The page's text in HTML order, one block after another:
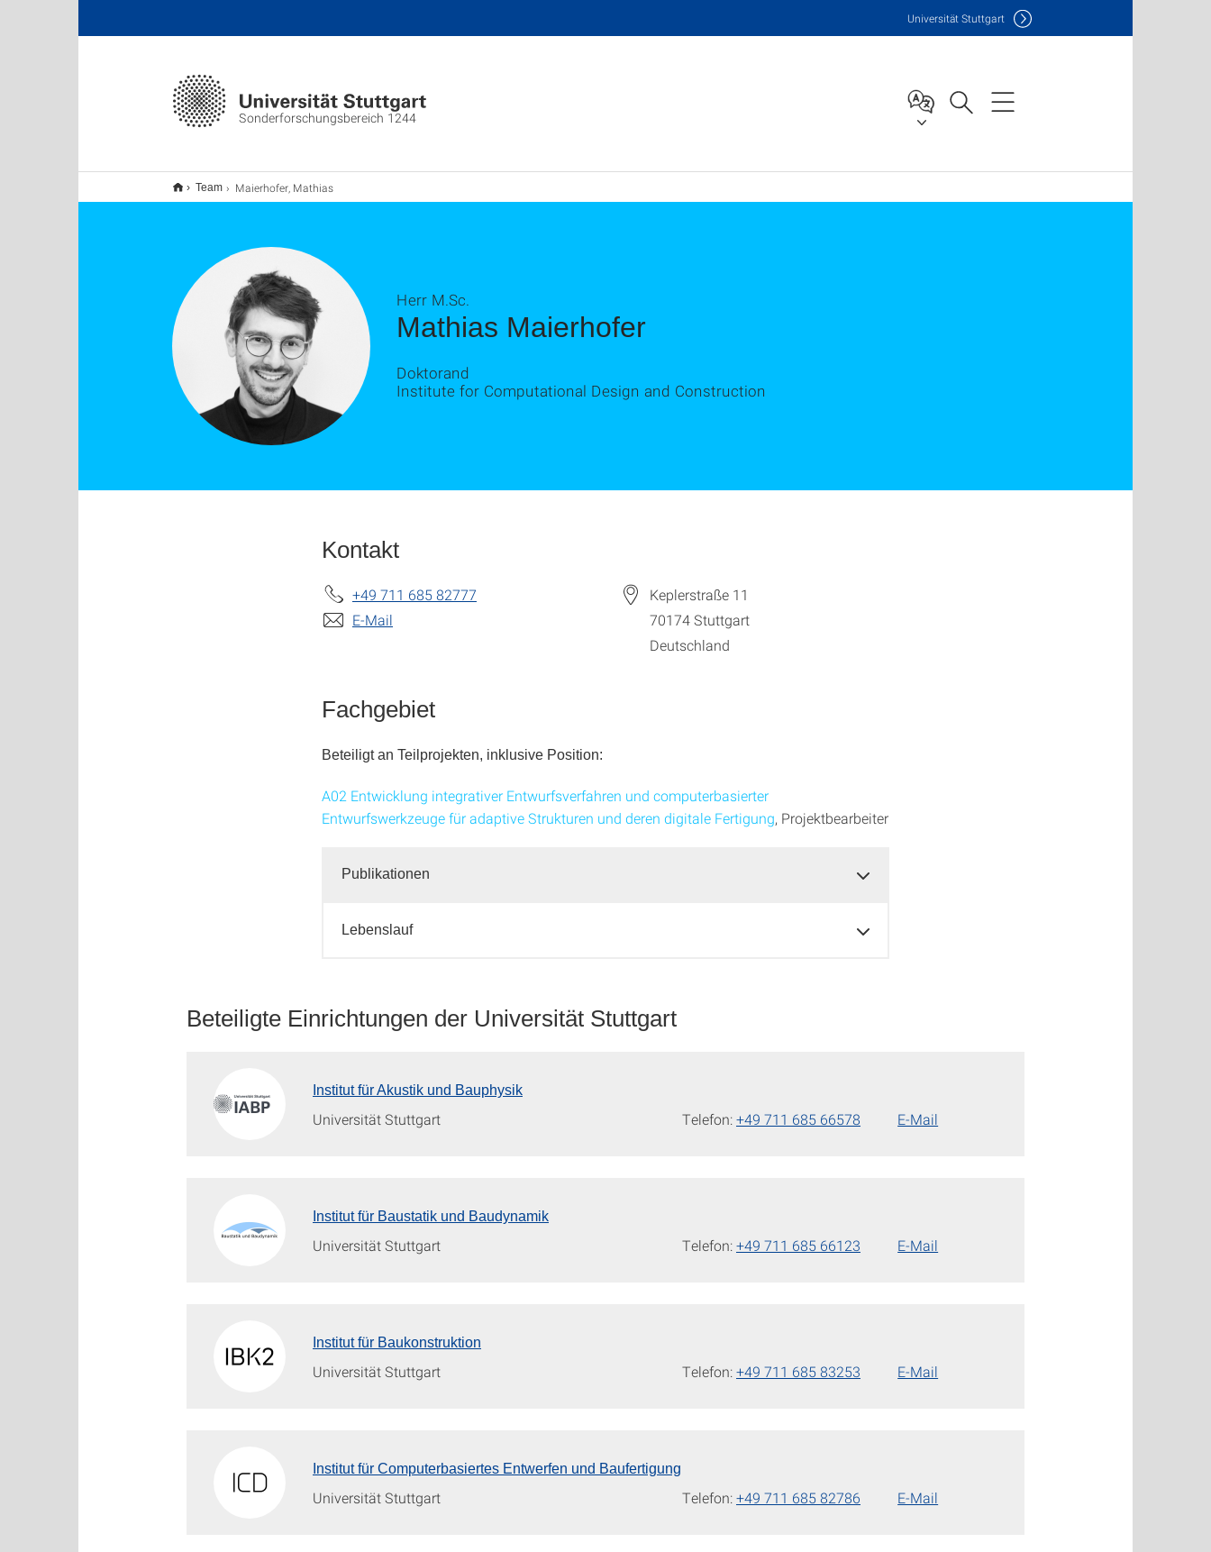
Sonderforschungsbereich 1244
Universität Stuttgart
Team Maierhofer, Mathias
Mathias Maierhofer
Herr M.Sc.
Doktorand
Institute for Computational Design and Construction
Kontakt
+49 711 685 82777
E-Mail
Keplerstraße 11
70174Stuttgart
Deutschland
Fachgebiet
Beteiligt an Teilprojekten, inklusive Position:
A02 Entwicklung integrativer Entwurfsverfahren und computerbasierter
Entwurfswerkzeuge für adaptive Strukturen und deren digitale Fertigung, Projektbearbeiter
Publikationen
Lebenslauf
Beteiligte Einrichtungen der Universität Stuttgart
Institut für Akustik und Bauphysik
Universität Stuttgart Telefon:+49 711 685 66578 E-Mail
Institut für Baustatik und Baudynamik
Universität Stuttgart Telefon:+49 711 685 66123 E-Mail
Institut für Baukonstruktion
Universität Stuttgart Telefon:+49 711 685 83253 E-Mail
Institut für Computerbasiertes Entwerfen und Baufertigung
Universität Stuttgart Telefon:+49 711 685 82786 E-Mail